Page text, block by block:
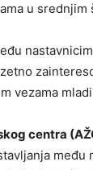
u srednjim
vezama
centra
među